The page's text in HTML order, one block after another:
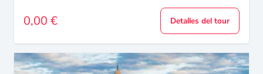
0,00 € Detalles del tour